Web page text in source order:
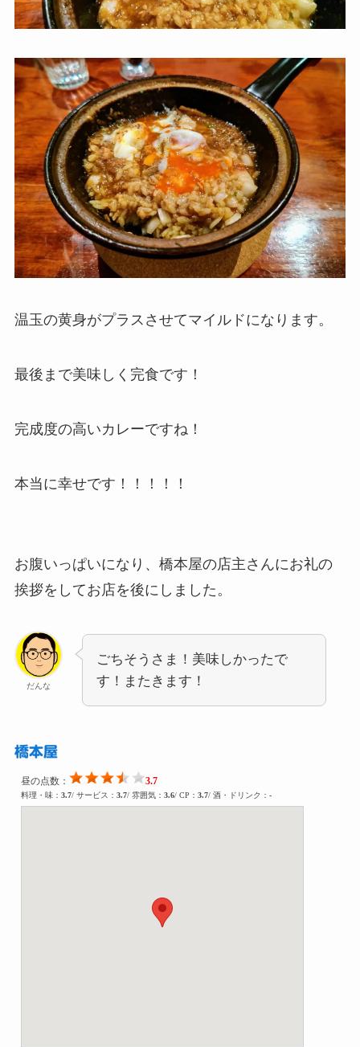
温玉の黄身がプラスさせてマイルドになります。
最後まで美味しく完食です！
完成度の高いカレーですね！
本当に幸せです！！！！！
お腹いっぱいになり、橋本屋の店主さんにお礼の
挨拶をしてお店を後にしました。
だんな
ごちそうさま！美味しかったで
す！またきます！
橋本屋